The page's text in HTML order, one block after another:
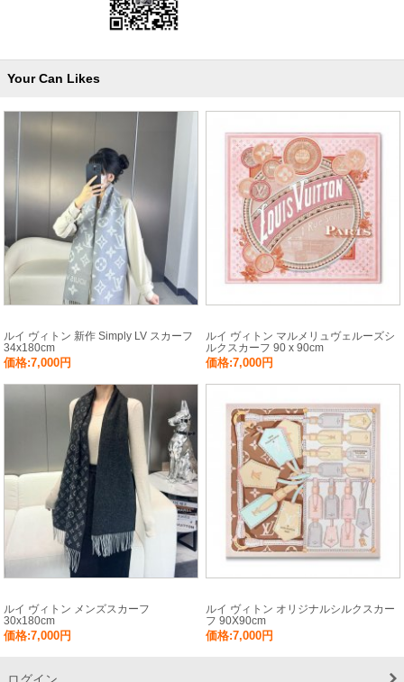
Your Can Likes
ルイ ヴィトン 新作 Simply LV スカーフ
34x180cm
価格:7,000円
ルイ ヴィトン マルメリュヴェルーズシ
ルクスカーフ 90 x 90cm
価格:7,000円
ルイ ヴィトン メンズスカーフ
30x180cm
価格:7,000円
ルイ ヴィトン オリジナルシルクスカー
フ 90X90cm
価格:7,000円